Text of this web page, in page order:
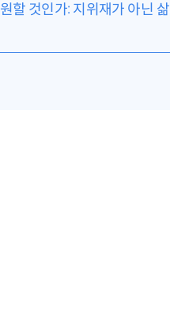
할 것인가: 지위재가 아닌